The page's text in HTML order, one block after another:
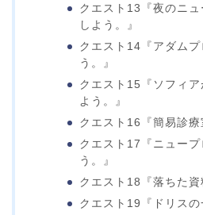
クエスト13『夜のニ
しよう。』
クエスト14『アダム
う。』
クエスト15『ソフィ
よう。』
クエスト16『簡易診療
クエスト17『ニュー
う。』
クエスト18『落ちた資
クエスト19『ドリスの